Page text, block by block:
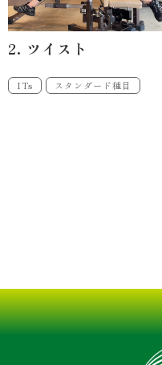
2. ツイスト
ITs スタンダード種目